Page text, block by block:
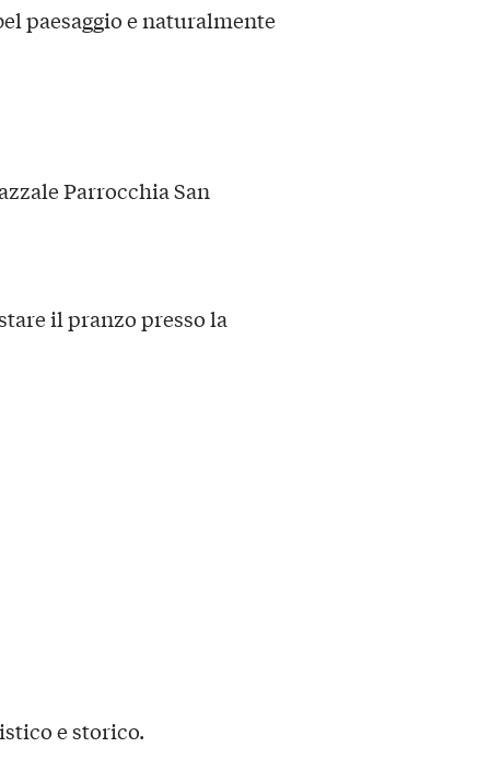
paesaggio e naturalmente
Parrocchia San
il pranzo presso la
e storico.